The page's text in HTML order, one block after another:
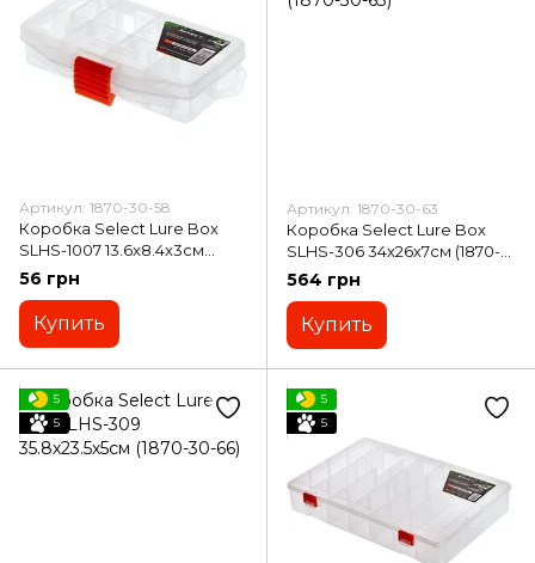
Артикул: 1870-30-58
Коробка Select Lure Box
SLHS-1007 13.6x8.4x3см
(1870-30-58)
56 грн
Купить
Артикул: 1870-30-63
Коробка Select Lure Box
SLHS-306 34х26х7см (1870-
30-63)
564 грн
Купить
5
5
5
5